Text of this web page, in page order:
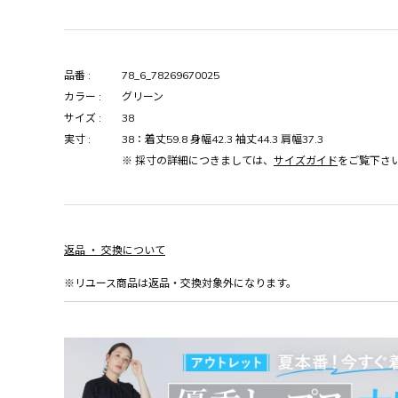
品番 :
78_6_78269670025
カラー :
グリーン
サイズ :
38
実寸 :
38：着丈59.8 身幅42.3 袖丈44.3 肩幅37.3
※ 採寸の詳細につきましては、 サイズガイドをご覧下さ
返品 ・ 交換について
※リユース商品は返品・交換対象外になります。